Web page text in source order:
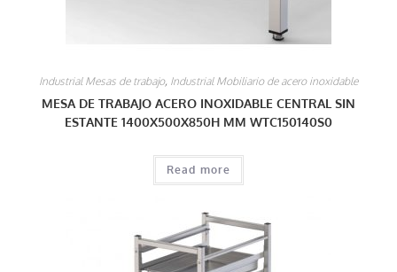
Industrial Mesas de trabajo, Industrial Mobiliario de acero inoxidable
MESA DE TRABAJO ACERO INOXIDABLE CENTRAL SIN
ESTANTE 1400X500X850H MM WTC150140S0
Read more